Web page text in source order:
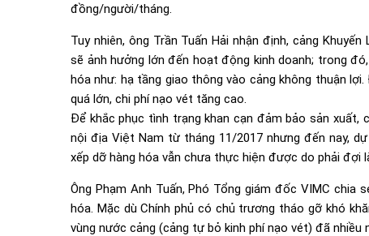
đồng/người/tháng.
Tuy nhiên, ông Trần Tuấn Hải nhận định, cảng
sẽ ảnh hưởng lớn đến hoạt động kinh doanh; trong
hóa như: hạ tầng giao thông vào cảng không thuận
quá lớn, chi phí nạo vét tăng cao.
Để khắc phục tình trạng khan cạn đảm bảo sản xuất,
nội địa Việt Nam từ tháng 11/2017 nhưng đến nay,
xếp dỡ hàng hóa vẫn chưa thực hiện được do phải đợi
Ông Phạm Anh Tuấn, Phó Tổng giám đốc VIMC
hóa. Mặc dù Chính phủ có chủ trương tháo gỡ khó
vùng nước cảng (cảng tự bỏ kinh phí nạo vét) đã nhiều